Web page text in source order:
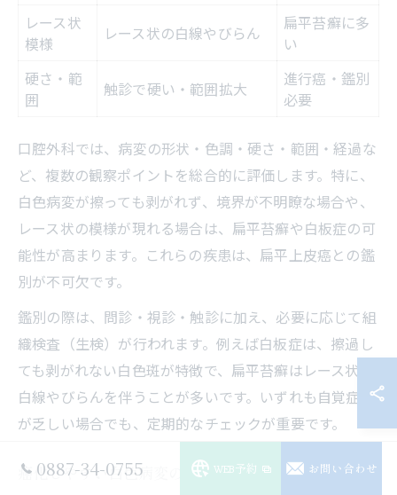
レース状
模様
レース状の白線やびらん
扁平苔癬に多
い
硬さ・範
囲
触診で硬い・範囲拡大
進行癌・鑑別
必要
口腔外科では、病変の形状・色調・硬さ・範囲・経過な
ど、複数の観察ポイントを総合的に評価します。特に、
白色病変が擦っても剥がれず、境界が不明瞭な場合や、
レース状の模様が現れる場合は、扁平苔癬や白板症の可
能性が高まります。これらの疾患は、扁平上皮癌との鑑
別が不可欠です。
鑑別の際は、問診・視診・触診に加え、必要に応じて組
織検査（生検）が行われます。例えば白板症は、擦過し
ても剥がれない白色斑が特徴で、扁平苔癬はレース状の
白線やびらんを伴うことが多いです。いずれも自覚症状
が乏しい場合でも、定期的なチェックが重要です。
癌化しやすい白色病変の傾向
0887-34-0755 WEB予約 お問い合わせ